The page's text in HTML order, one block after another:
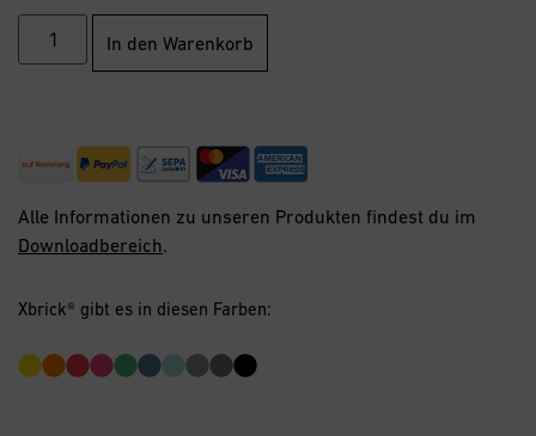
In den Warenkorb
Alle Informationen zu unseren Produkten findest du im
Downloadbereich.
Xbrick® gibt es in diesen Farben: